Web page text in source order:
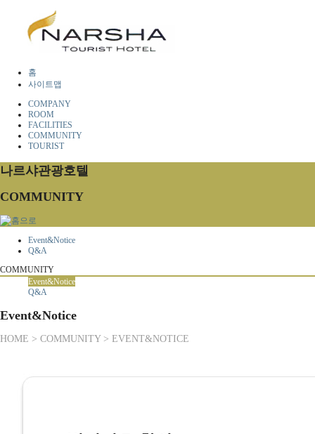
홈
사이트맵
COMPANY
ROOM
FACILITIES
COMMUNITY
TOURIST
나르샤관광호텔
COMMUNITY
Event&Notice
Q&A
COMMUNITY
Event&Notice
Q&A
Event&Notice
HOME > COMMUNITY > EVENT&NOTICE